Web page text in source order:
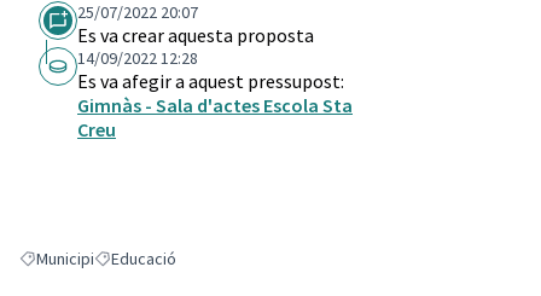
25/07/2022 20:07
Es va crear aquesta proposta
14/09/2022 12:28
Es va afegir a aquest pressupost:
Gimnàs - Sala d'actes Escola Sta
Creu
Resultats en filtrar per: Municipi
MunicipiResultats en filtrar per: Educació
Educació